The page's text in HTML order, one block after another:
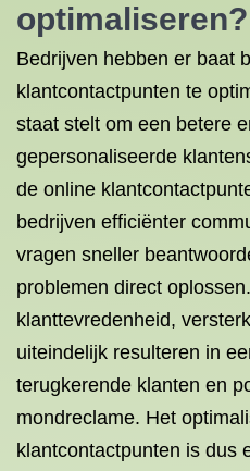
optimaliseren?
Bedrijven hebben er baat
klantcontactpunten te
staat stelt om een betere
gepersonaliseerde
de online
bedrijven efficiënter
vragen sneller
problemen direct
klanttevredenheid,
uiteindelijk resulteren in
terugkerende klanten en
mondreclame. Het
klantcontactpunten is dus